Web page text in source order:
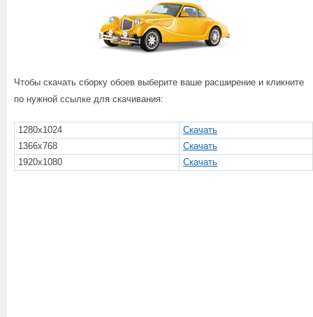
Чтобы скачать сборку обоев выберите ваше расширение и кликните
по нужной ссылке для скачивания:
1280x1024
Скачать
1366x768
Скачать
1920x1080
Скачать